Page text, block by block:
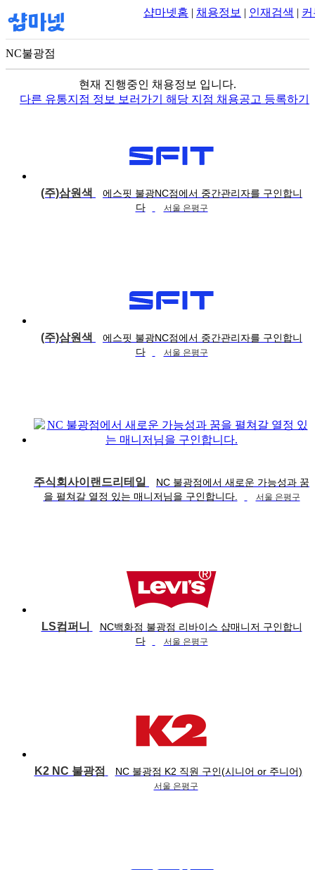
샵마넷홈 | 채용정보 | 인재검색 |
NC불광점
100m
현재 진행중인 채용정보 입니다.
다른 유통지점 정보 보러가기 해당 지점 채용공고 등록하기
(주)삼원색
에스핏 불광NC점에서 중간관리자를 구인합니
다
서울 은평구
(주)삼원색
에스핏 불광NC점에서 중간관리자를 구인합니
다
서울 은평구
주식회사이랜드리테일
NC 불광점에서 새로운 가능성과 꿈
을 펼쳐갈 열정 있는 매니저님을 구인합니다.
서울 은평구
LS컴퍼니
NC백화점 불광점 리바이스 샵매니저 구인합니
다
서울 은평구
K2 NC 불광점 NC 불광점 K2 직원 구인(시니어 or 주니어)
서울 은평구